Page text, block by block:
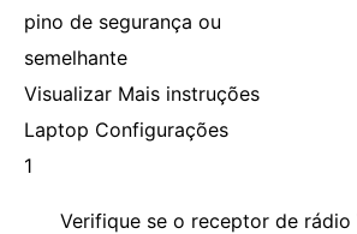
pino de segurança ou
semelhante
Visualizar Mais instruções
Laptop Configurações
1
Verifique se o receptor de rádio